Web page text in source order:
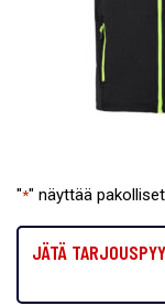
"*" näyttää
JÄTÄ